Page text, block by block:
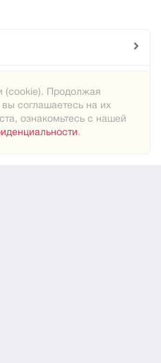
(cookie). Продолжая
соглашаетесь на их
ознакомьтесь с нашей
.